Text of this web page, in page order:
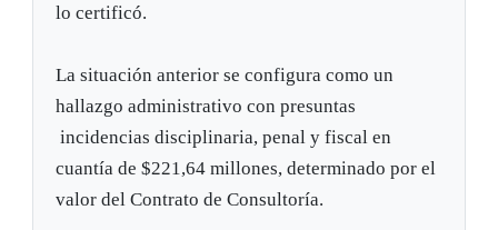
lo certificó.
La situación anterior se configura como un
hallazgo administrativo con presuntas
incidencias disciplinaria, penal y fiscal en
cuantía de $221,64 millones, determinado por el
valor del Contrato de Consultoría.